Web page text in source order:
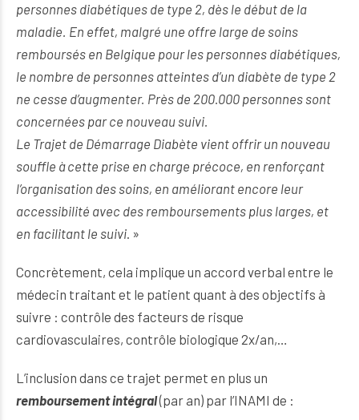
personnes diabétiques de type 2, dès le début de la
maladie. En effet, malgré une offre large de soins
remboursés en Belgique pour les personnes diabétiques,
le nombre de personnes atteintes d’un diabète de type 2
ne cesse d’augmenter. Près de 200.000 personnes sont
concernées par ce nouveau suivi.
Le Trajet de Démarrage Diabète vient offrir un nouveau
souffle à cette prise en charge précoce, en renforçant
l’organisation des soins, en améliorant encore leur
accessibilité avec des remboursements plus larges, et
en facilitant le suivi. »
Concrètement, cela implique un accord verbal entre le
médecin traitant et le patient quant à des objectifs à
suivre : contrôle des facteurs de risque
cardiovasculaires, contrôle biologique 2x/an,…
L’inclusion dans ce trajet permet en plus un
remboursement intégral(par an) par l’INAMI de :